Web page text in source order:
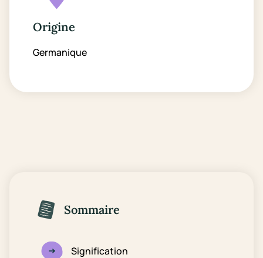
Origine
Germanique
Sommaire
Signification